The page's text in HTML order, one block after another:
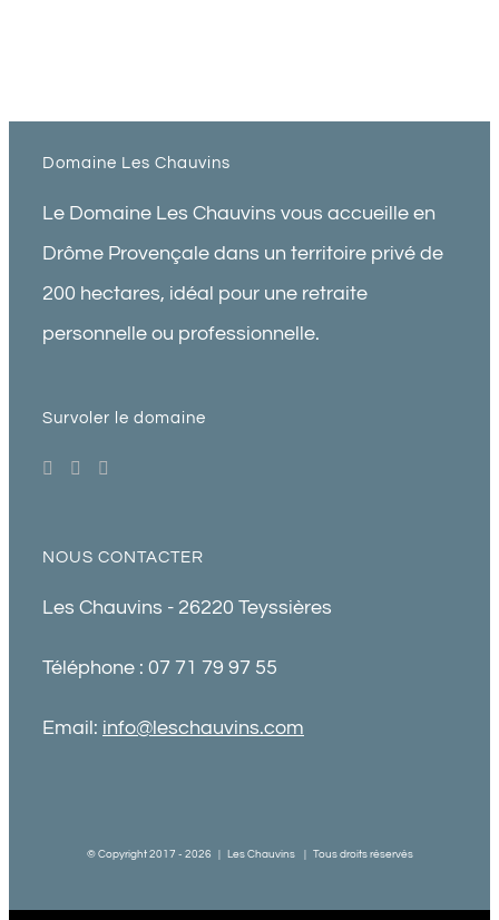
Domaine Les Chauvins
Le Domaine Les Chauvins vous accueille en
Drôme Provençale dans un territoire privé de
200 hectares, idéal pour une retraite
personnelle ou professionnelle.
Survoler le domaine
NOUS CONTACTER
Les Chauvins - 26220 Teyssières
Téléphone : 07 71 79 97 55
Email: info@leschauvins.com
© Copyright 2017 - 2026 | Les Chauvins | Tous droits réservés